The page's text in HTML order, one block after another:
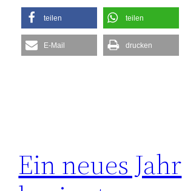
teilen teilen
E-Mail drucken
Ein neues Jahr